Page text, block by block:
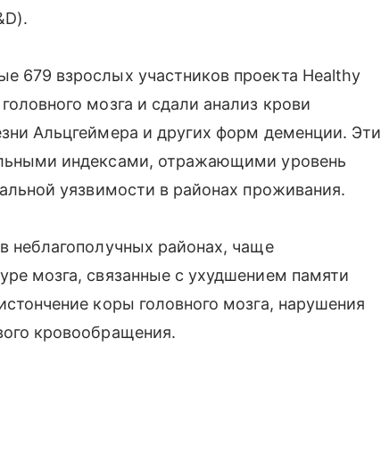
679 взрослых участников проекта Healthy
мозга и сдали анализ крови
Альцгеймера и других форм деменции. Эти
индексами, отражающими уровень
уязвимости в районах проживания.
неблагополучных районах, чаще
мозга, связанные с ухудшением памяти
коры головного мозга, нарушения
кровообращения.